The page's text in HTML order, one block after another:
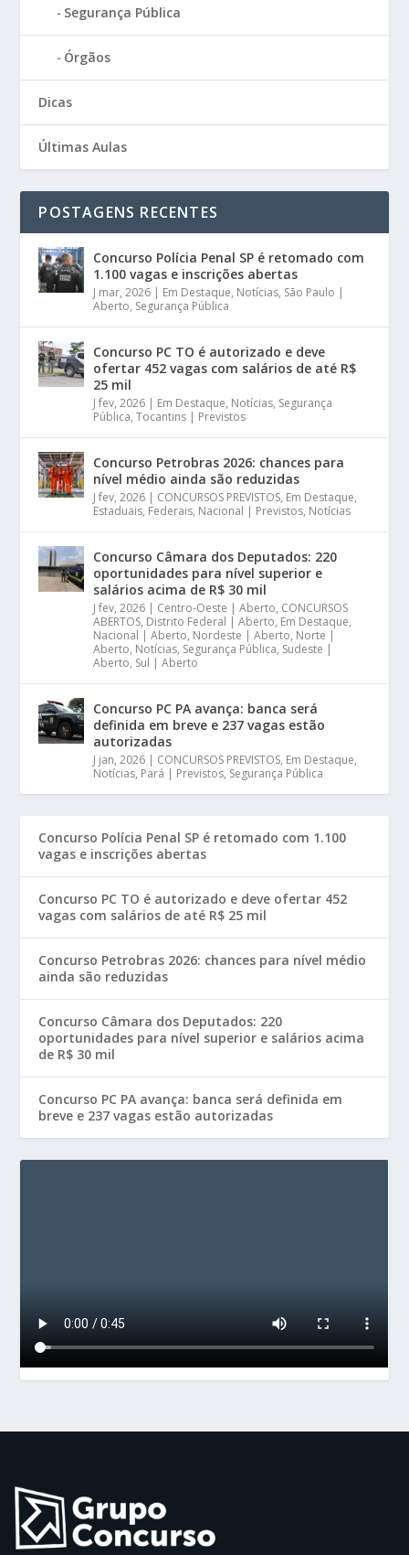
Segurança Pública
Órgãos
Dicas
Últimas Aulas
POSTAGENS RECENTES
Concurso Polícia Penal SP é retomado com
1.100 vagas e inscrições abertas
J mar, 2026 | Em Destaque, Notícias, São Paulo |
Aberto, Segurança Pública
Concurso PC TO é autorizado e deve
ofertar 452 vagas com salários de até R$
25 mil
J fev, 2026 | Em Destaque, Notícias, Segurança
Pública,Tocantins | Previstos
Concurso Petrobras 2026: chances para
nível médio ainda são reduzidas
J fev, 2026 | CONCURSOS PREVISTOS, Em Destaque,
Estaduais, Federais, Nacional | Previstos, Notícias
Concurso Câmara dos Deputados: 220
oportunidades para nível superior e
salários acima de R$ 30 mil
J fev, 2026 | Centro-Oeste | Aberto, CONCURSOS
ABERTOS, Distrito Federal | Aberto, Em Destaque,
Nacional | Aberto, Nordeste | Aberto, Norte |
Aberto, Notícias, Segurança Pública, Sudeste |
Aberto, Sul | Aberto
Concurso PC PA avança: banca será
definida em breve e 237 vagas estão
autorizadas
J jan, 2026 | CONCURSOS PREVISTOS, Em Destaque,
Notícias, Pará | Previstos, Segurança Pública
Concurso Polícia Penal SP é retomado com 1.100
vagas e inscrições abertas
Concurso PC TO é autorizado e deve ofertar 452
vagas com salários de até R$ 25 mil
Concurso Petrobras 2026: chances para nível médio
ainda são reduzidas
Concurso Câmara dos Deputados: 220
oportunidades para nível superior e salários acima
de R$ 30 mil
Concurso PC PA avança: banca será definida em
breve e 237 vagas estão autorizadas